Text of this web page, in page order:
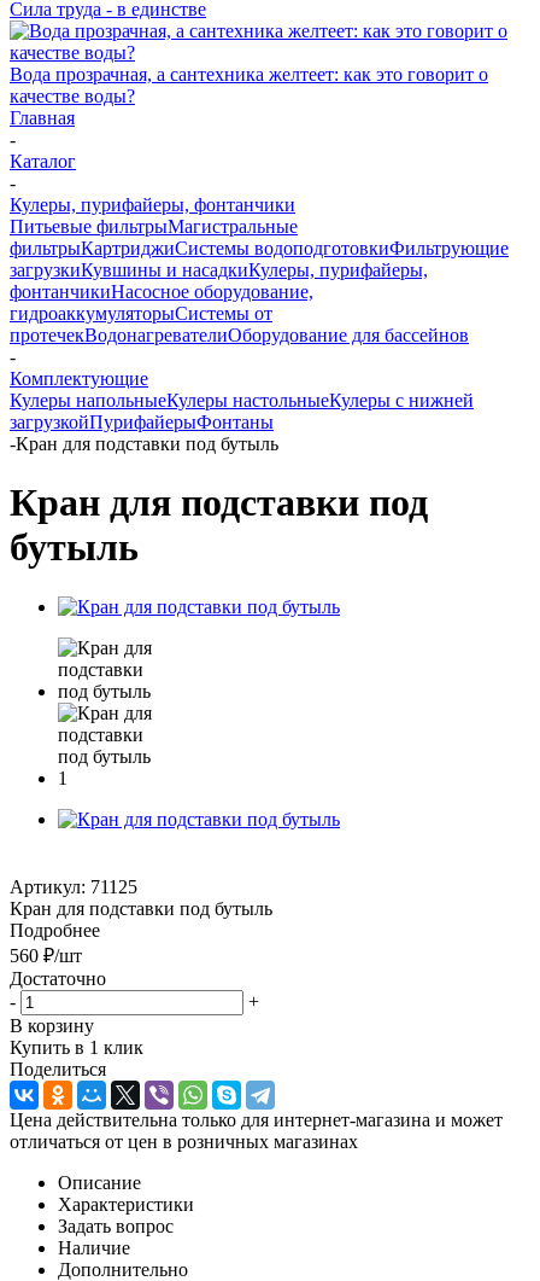
Сила труда - в единстве
Вода прозрачная, а сантехника желтеет: как это говорит о
качестве воды?
Главная
-
Каталог
-
Кулеры, пурифайеры, фонтанчики
Питьевые фильтрыМагистральные
фильтрыКартриджиСистемы водоподготовкиФильтрующие
загрузкиКувшины и насадкиКулеры, пурифайеры,
фонтанчикиНасосное оборудование,
гидроаккумуляторыСистемы от
протечекВодонагревателиОборудование для бассейнов
-
Комплектующие
Кулеры напольныеКулеры настольныеКулеры с нижней
загрузкойПурифайерыФонтаны
-Кран для подставки под бутыль
Кран для подставки под
бутыль
Артикул: 71125
Кран для подставки под бутыль
Подробнее
560 ₽/шт
Достаточно
-
+
В корзину
Купить в 1 клик
Поделиться
Цена действительна только для интернет-магазина и может
отличаться от цен в розничных магазинах
Описание
Характеристики
Задать вопрос
Наличие
Дополнительно